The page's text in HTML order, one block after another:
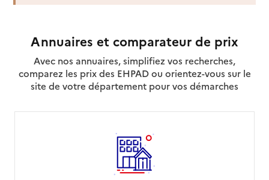
Annuaires et comparateur de prix
Avec nos annuaires, simplifiez vos recherches,
comparez les prix des EHPAD ou orientez-vous sur le
site de votre département pour vos démarches